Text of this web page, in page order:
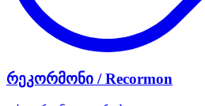
რეკორმონი / Recormon